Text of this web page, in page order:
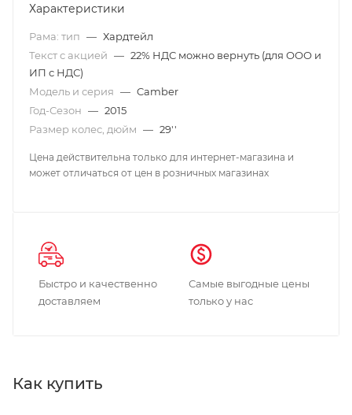
Характеристики
Рама: тип — Хардтейл
Текст с акцией — 22% НДС можно вернуть (для ООО и
ИП с НДС)
Модель и серия — Camber
Год-Сезон — 2015
Размер колес, дюйм — 29''
Цена действительна только для интернет-магазина и
может отличаться от цен в розничных магазинах
Быстро и качественно
доставляем
Самые выгодные цены
только у нас
Как купить